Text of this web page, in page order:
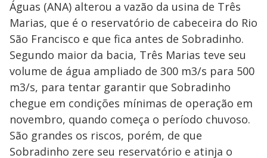
Águas (ANA) alterou a vazão da usina de Três
Marias, que é o reservatório de cabeceira do Rio
São Francisco e que fica antes de Sobradinho.
Segundo maior da bacia, Três Marias teve seu
volume de água ampliado de 300 m3/s para 500
m3/s, para tentar garantir que Sobradinho
chegue em condições mínimas de operação em
novembro, quando começa o período chuvoso.
São grandes os riscos, porém, de que
Sobradinho zere seu reservatório e atinja o